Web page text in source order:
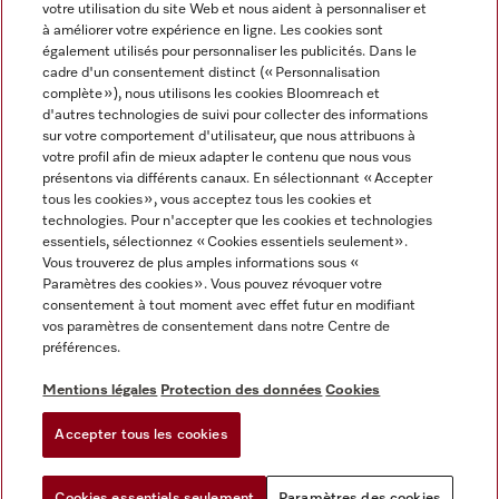
Mentions légales
CGV
Protection des données
Conditions d'utilisation
Déclaration d'accessibilité
Reglement sur les services numeriques
Paramètres des cookies
Miele sur Instagram
Miele sur Facebook
Miele sur Youtube
votre utilisation du site Web et nous aident à personnaliser et
à améliorer votre expérience en ligne. Les cookies sont
également utilisés pour personnaliser les publicités. Dans le
cadre d'un consentement distinct (« Personnalisation
complète »), nous utilisons les cookies Bloomreach et
d'autres technologies de suivi pour collecter des informations
sur votre comportement d'utilisateur, que nous attribuons à
votre profil afin de mieux adapter le contenu que nous vous
présentons via différents canaux. En sélectionnant « Accepter
tous les cookies », vous acceptez tous les cookies et
technologies. Pour n'accepter que les cookies et technologies
essentiels, sélectionnez « Cookies essentiels seulement».
Vous trouverez de plus amples informations sous «
Paramètres des cookies ». Vous pouvez révoquer votre
consentement à tout moment avec effet futur en modifiant
vos paramètres de consentement dans notre Centre de
préférences.
Mentions légales Protection des données Cookies
Accepter tous les cookies